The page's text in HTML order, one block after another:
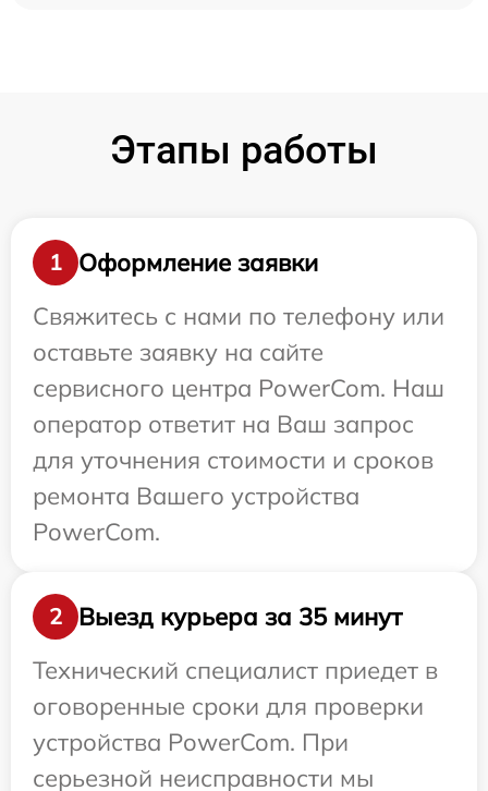
Этапы работы
1
Оформление заявки
Свяжитесь с нами по телефону или
оставьте заявку на сайте
сервисного центра PowerCom. Наш
оператор ответит на Ваш запрос
для уточнения стоимости и сроков
ремонта Вашего устройства
PowerCom.
2
Выезд курьера за 35 минут
Технический специалист приедет в
оговоренные сроки для проверки
устройства PowerCom. При
серьезной неисправности мы